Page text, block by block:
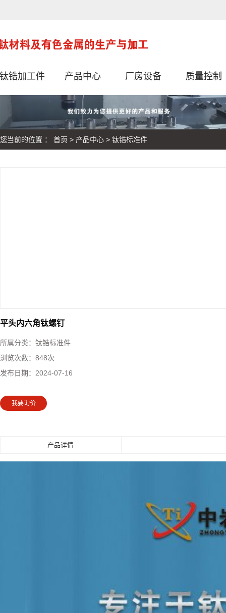
钛锆加工件 产品中心 厂房设备 质量控制
您当前的位置 ： 首页 > 产品中心 > 钛锆标准件
平头内六角钛螺钉
所属分类： 钛锆标准件
浏览次数： 848次
发布日期： 2024-07-16
我要询价
产品详情